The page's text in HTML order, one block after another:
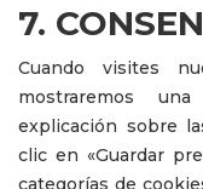
7.
Cuando visites
mostraremos
explicación sobre
clic en «Guardar
categorías de